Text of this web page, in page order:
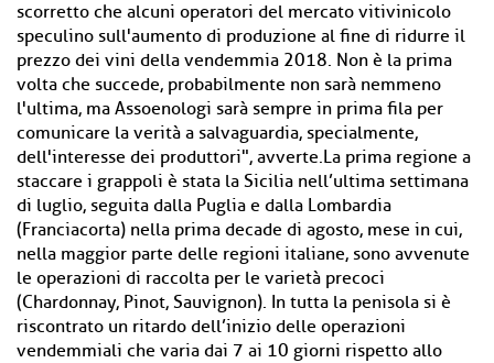
scorretto che alcuni operatori del mercato vitivinicolo
speculino sull'aumento di produzione al fine di ridurre il
prezzo dei vini della vendemmia 2018. Non è la prima
volta che succede, probabilmente non sarà nemmeno
l'ultima, ma Assoenologi sarà sempre in prima fila per
comunicare la verità a salvaguardia, specialmente,
dell'interesse dei produttori", avverte.La prima regione a
staccare i grappoli è stata la Sicilia nell’ultima settimana
di luglio, seguita dalla Puglia e dalla Lombardia
(Franciacorta) nella prima decade di agosto, mese in cui,
nella maggior parte delle regioni italiane, sono avvenute
le operazioni di raccolta per le varietà precoci
(Chardonnay, Pinot, Sauvignon). In tutta la penisola si è
riscontrato un ritardo dell’inizio delle operazioni
vendemmiali che varia dai 7 ai 10 giorni rispetto allo